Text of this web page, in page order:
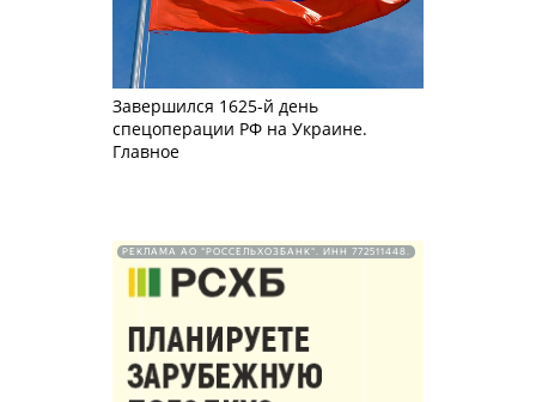
Завершился 1625-й день
спецоперации РФ на Украине.
Главное
РЕКЛАМА АО "РОССЕЛЬХОЗБАНК". ИНН 772511448.